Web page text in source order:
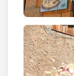
un paisatge
guardonat als
d’Ebre. Però
triomf fou la
complexitat
moviment de